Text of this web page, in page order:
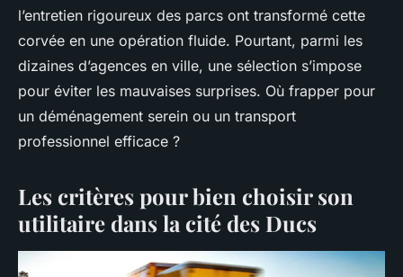
l’entretien rigoureux des parcs ont transformé cette
corvée en une opération fluide. Pourtant, parmi les
dizaines d’agences en ville, une sélection s’impose
pour éviter les mauvaises surprises. Où frapper pour
un déménagement serein ou un transport
professionnel efficace ?
Les critères pour bien choisir son
utilitaire dans la cité des Ducs